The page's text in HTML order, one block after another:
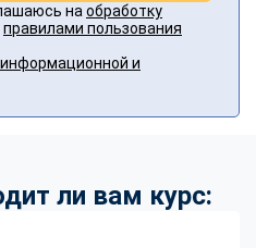
на обработку
правилами пользования
и
ли вам курс: